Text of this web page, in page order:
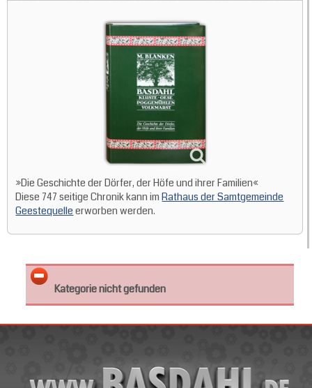
»Die Geschichte der Dörfer, der Höfe und ihrer Familien«
Diese 747 seitige Chronik kann imRathaus der Samtgemeinde
Geestequelle erworben werden.
Kategorie nicht gefunden